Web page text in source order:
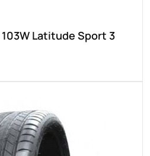
Latitude Sport 3